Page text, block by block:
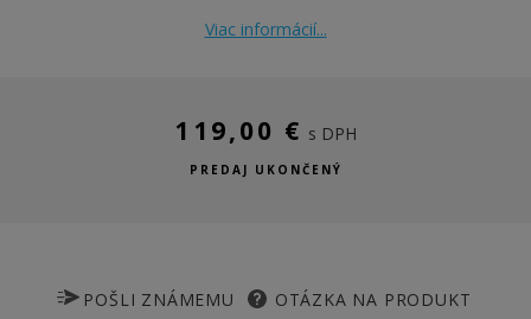
Viac informácií...
119,00 € s DPH
PREDAJ UKONČENÝ
POŠLI ZNÁMEMU OTÁZKA NA PRODUKT